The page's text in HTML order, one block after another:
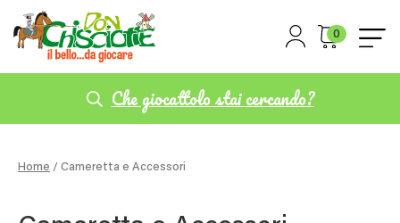
0
Che giocattolo stai cercando?
Home / Cameretta e Accessori